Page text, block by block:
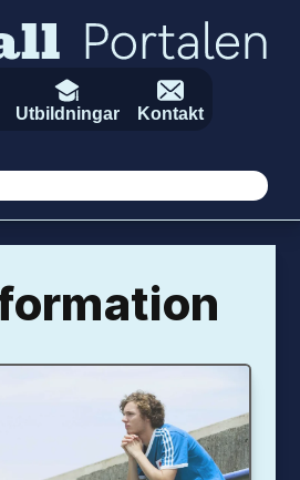
Utbildningar
Kontakt